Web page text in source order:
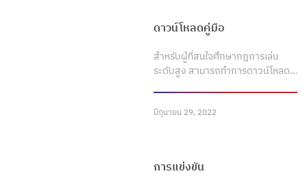
ดาวน์โหลดคู่มือ
สำหรับผู้ที่สนใจศึกษากฎการเล่น
ระดับสูง สามารถทำการดาวน์โหลด…
มิถุนายน 29, 2022
การแข่งขัน